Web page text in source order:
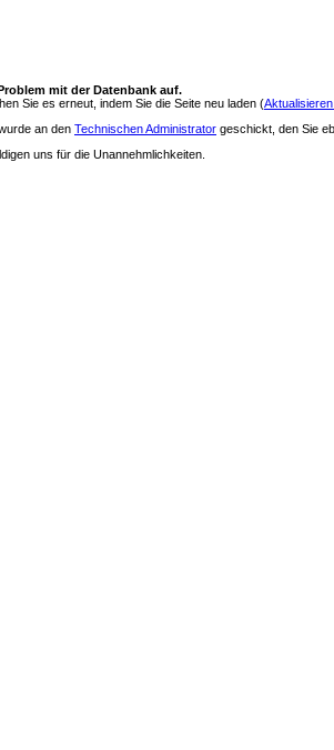
mit der Datenbank auf.
Sie es erneut, indem Sie die Seite neu laden (
an den Technischen Administrator geschickt, den Sie
uns für die Unannehmlichkeiten.